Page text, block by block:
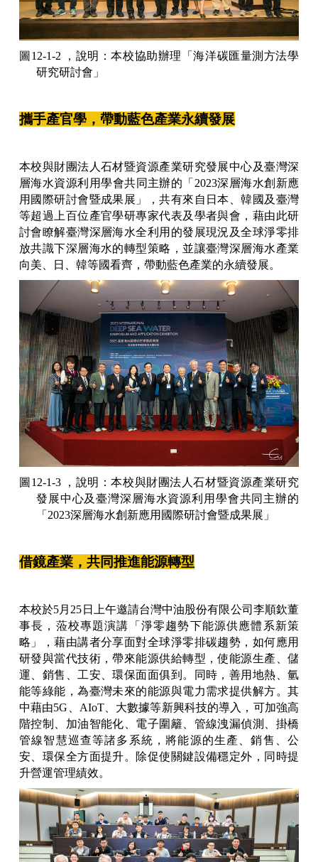
圖12-1-2 ，說明：本校協助辦理「海洋碳匯量測方法學
研究研討會」
攜手產官學，帶動藍色產業永續發展
本校與財團法人石材暨資源產業研究發展中心及臺灣深
層海水資源利用學會共同主辦的「2023深層海水創新應
用國際研討會暨成果展」，共有來自日本、韓國及臺灣
等超過上百位產官學研專家代表及學者與會，藉由此研
討會瞭解臺灣深層海水全利用的發展現況及全球淨零排
放共識下深層海水的轉型策略，並讓臺灣深層海水產業
向美、日、韓等國看齊，帶動藍色產業的永續發展。
圖12-1-3 ，說明：本校與財團法人石材暨資源產業研究
發展中心及臺灣深層海水資源利用學會共同主辦的
「2023深層海水創新應用國際研討會暨成果展」
借鏡產業，共同推進能源轉型
本校於5月25日上午邀請台灣中油股份有限公司李順欽董
事長，蒞校專題演講「淨零趨勢下能源供應體系新策
略」，藉由講者分享面對全球淨零排碳趨勢，如何應用
研發與當代技術，帶來能源供給轉型，使能源生產、儲
運、銷售、工安、環保面面俱到。同時，善用地熱、氫
能等綠能，為臺灣未來的能源與電力需求提供解方。其
中藉由5G、AIoT、大數據等新興科技的導入，可加強高
階控制、加油智能化、電子圍籬、管線洩漏偵測、掛橋
管線智慧巡查等諸多系統，將能源的生產、銷售、公
安、環保全方面提升。除促使關鍵設備穩定外，同時提
升營運管理績效。